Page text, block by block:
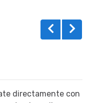
directamente con